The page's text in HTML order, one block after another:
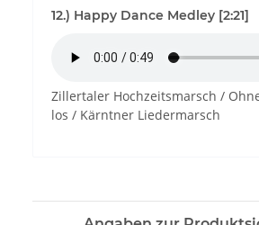
12.) Happy Dance Medley [2:21]
Zillertaler Hochzeitsmarsch /
los / Kärntner Liedermarsch